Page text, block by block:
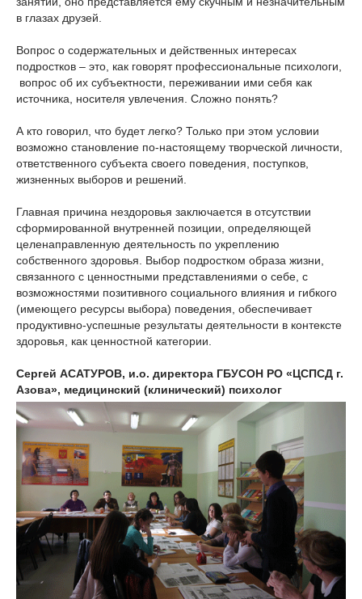
в глазах друзей.
Вопрос о содержательных и действенных интересах
подростков – это, как говорят профессиональные психологи,
вопрос об их субъектности, переживании ими себя как
источника, носителя увлечения. Сложно понять?
А кто говорил, что будет легко? Только при этом условии
возможно становление по-настоящему творческой личности,
ответственного субъекта своего поведения, поступков,
жизненных выборов и решений.
Главная причина нездоровья заключается в отсутствии
сформированной внутренней позиции, определяющей
целенаправленную деятельность по укреплению
собственного здоровья. Выбор подростком образа жизни,
связанного с ценностными представлениями о себе, с
возможностями позитивного социального влияния и гибкого
(имеющего ресурсы выбора) поведения, обеспечивает
продуктивно-успешные результаты деятельности в контексте
здоровья, как ценностной категории.
Сергей АСАТУРОВ, и.о. директора ГБУСОН РО «ЦСПСД г.
Азова», медицинский (клинический) психолог